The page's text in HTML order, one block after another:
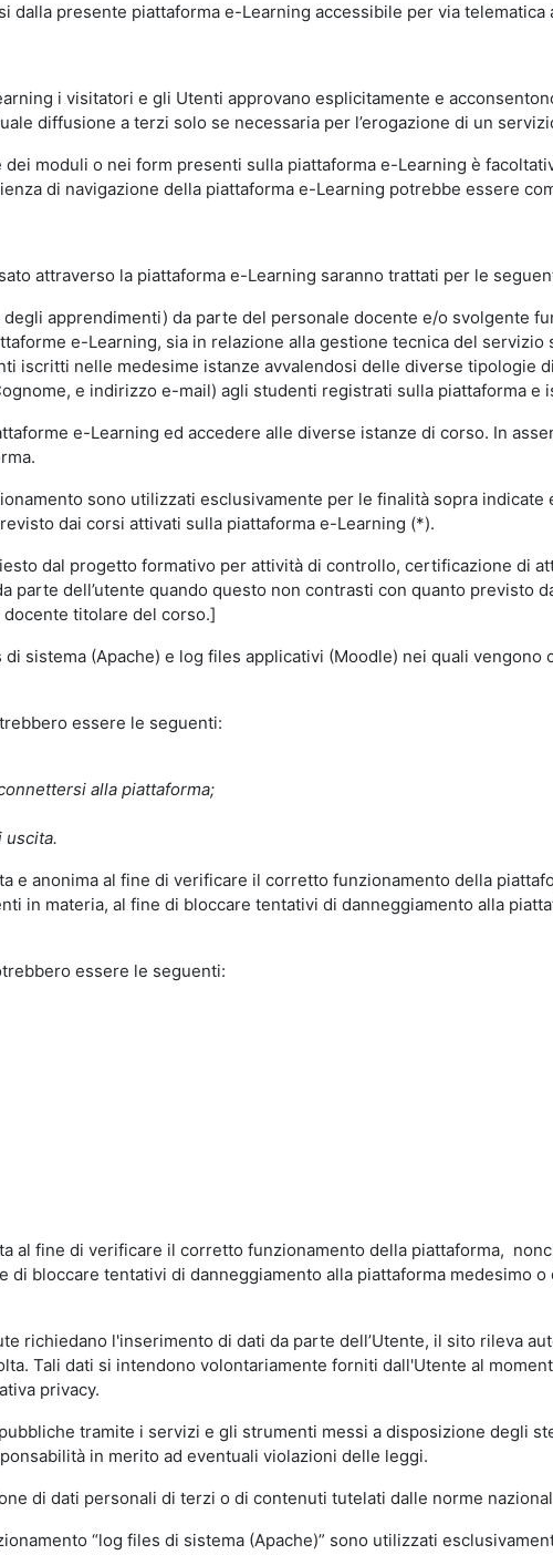
dalla presente piattaforma e-Learning accessibile per via
i visitatori e gli Utenti approvano esplicitamente e
diffusione a terzi solo se necessaria per l’erogazione di un
moduli o nei form presenti sulla piattaforma e-Learning è
di navigazione della piattaforma e-Learning potrebbe essere
attraverso la piattaforma e-Learning saranno trattati per le
apprendimenti) da parte del personale docente e/o svolgente
e-Learning, sia in relazione alla gestione tecnica del servizio
iscritti nelle medesime istanze avvalendosi delle diverse tipologie
e indirizzo e-mail) agli studenti registrati sulla piattaforma e
e-Learning ed accedere alle diverse istanze di corso. In
sono utilizzati esclusivamente per le finalità sopra
dai corsi attivati sulla piattaforma e-Learning (*).
dal progetto formativo per attività di controllo, certificazione di
parte dell’utente quando questo non contrasti con quanto previsto
titolare del corso.]
sistema (Apache) e log files applicativi (Moodle) nei quali
essere le seguenti:
alla piattaforma;
uscita.
e anonima al fine di verificare il corretto funzionamento della
in materia, al fine di bloccare tentativi di danneggiamento alla
essere le seguenti:
al fine di verificare il corretto funzionamento della piattaforma,
bloccare tentativi di danneggiamento alla piattaforma medesimo
richiedano l'inserimento di dati da parte dell’Utente, il sito rileva
Tali dati si intendono volontariamente forniti dall'Utente al
privacy.
tramite i servizi e gli strumenti messi a disposizione degli
in merito ad eventuali violazioni delle leggi.
di dati personali di terzi o di contenuti tutelati dalle norme
“log files di sistema (Apache)” sono utilizzati